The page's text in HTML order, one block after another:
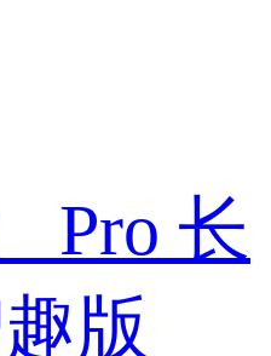
Pro 长
版